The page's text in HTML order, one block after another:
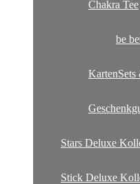
Chakra Tee
be
Stars Deluxe
Stick Deluxe